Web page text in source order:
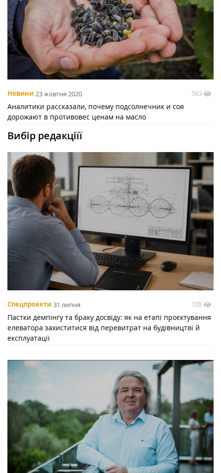
Новини 23 жовтня 2020 563
Аналитики рассказали, почему подсолнечник и соя
дорожают в противовес ценам на масло
Вибір редакціїї
Спецпроекти 31 липня 728
Пастки демпінгу та браку досвіду: як на етапі проєктування
елеватора захиститися від перевитрат на будівництві й
експлуатації